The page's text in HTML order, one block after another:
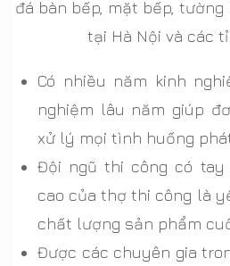
đá bàn bếp, mặt bếp,
tại Hà Nội và các
Có nhiều năm kinh
nghiệm lâu năm giúp
xử lý mọi tình huống
Đội ngũ thi công có tay
cao của thợ thi công là
chất lượng sản phẩm
Được các chuyên gia